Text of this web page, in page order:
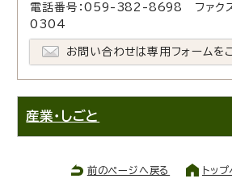
電話番号：059-382-8698 ファク
0304
お問い合わせは専用フォームを
産業・しごと
前のページへ戻る トッ